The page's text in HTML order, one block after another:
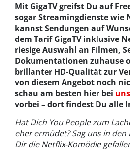
Mit GigaTV greifst Du auf
sogar Streamingdienste wie
kannst Sendungen auf
dem Tarif GigaTV inklusive
riesige Auswahl an Filmen,
Dokumentationen zuhause
brillanter HD-Qualität zur
von diesem Angebot noch
schau am besten hier bei
vorbei – dort findest Du alle
Hat Dich You People zum
eher ermüdet? Sag uns in
Dir die Netflix-Komödie